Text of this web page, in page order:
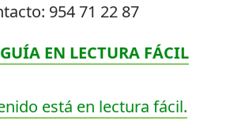
954 71 22 87
EN LECTURA FÁCIL
está en lectura fácil.